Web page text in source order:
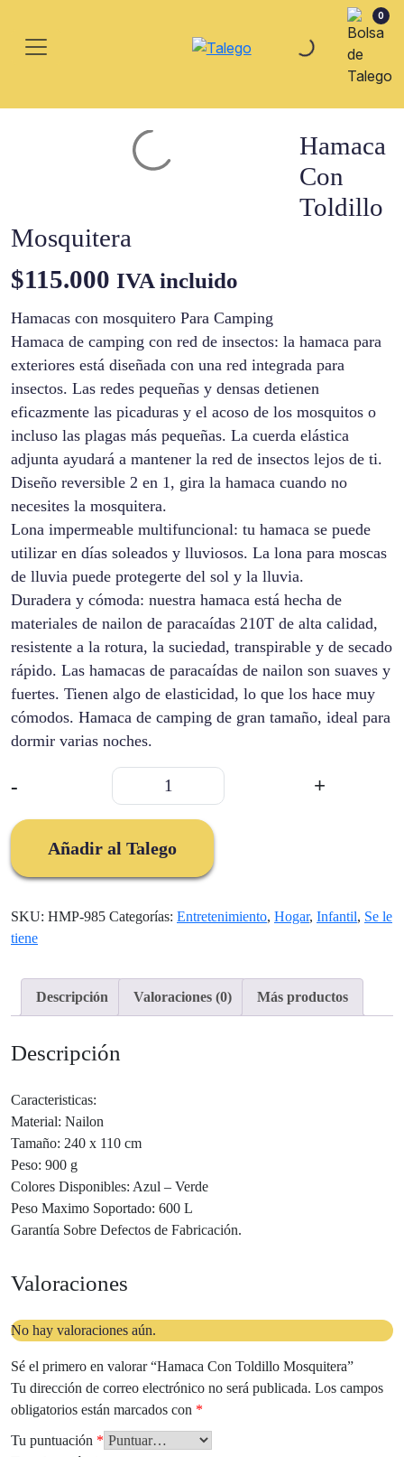
0
Hamaca
Con
Toldillo
Mosquitera
$115.000 IVA incluido
Hamacas con mosquitero Para Camping
Hamaca de camping con red de insectos: la hamaca para
exteriores está diseñada con una red integrada para
insectos. Las redes pequeñas y densas detienen
eficazmente las picaduras y el acoso de los mosquitos o
incluso las plagas más pequeñas. La cuerda elástica
adjunta ayudará a mantener la red de insectos lejos de ti.
Diseño reversible 2 en 1, gira la hamaca cuando no
necesites la mosquitera.
Lona impermeable multifuncional: tu hamaca se puede
utilizar en días soleados y lluviosos. La lona para moscas
de lluvia puede protegerte del sol y la lluvia.
Duradera y cómoda: nuestra hamaca está hecha de
materiales de nailon de paracaídas 210T de alta calidad,
resistente a la rotura, la suciedad, transpirable y de secado
rápido. Las hamacas de paracaídas de nailon son suaves y
fuertes. Tienen algo de elasticidad, lo que los hace muy
cómodos. Hamaca de camping de gran tamaño, ideal para
dormir varias noches.
-
Hamaca
Toldillo
cantidad
+
Añadir al Talego
SKU: HMP-985 Categorías: Entretenimiento, Hogar, Infantil, Se le
tiene
Descripción Valoraciones (0) Más productos
Descripción
Caracteristicas:
Material: Nailon
Tamaño: 240 x 110 cm
Peso: 900 g
Colores Disponibles: Azul – Verde
Peso Maximo Soportado: 600 L
Garantía Sobre Defectos de Fabricación.
Valoraciones
No hay valoraciones aún.
Sé el primero en valorar “Hamaca Con Toldillo Mosquitera”
Tu dirección de correo electrónico no será publicada. Los campos
obligatorios están marcados con *
Tu puntuación *